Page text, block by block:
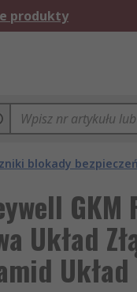
produkty
blokady
GKM
Układ
Układ